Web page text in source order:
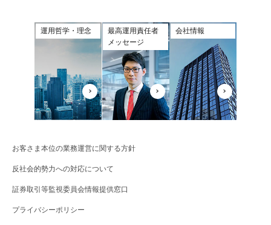
運用哲学・理念
最高運用責任者
メッセージ
会社情報
お客さま本位の業務運営に関する方針
反社会的勢力への対応について
証券取引等監視委員会情報提供窓口
プライバシーポリシー